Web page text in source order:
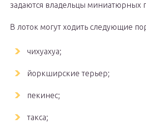
задаются владельцы миниатюрных
В лоток могут ходить следующие
чихуахуа;
йоркширские терьер;
пекинес;
такса;